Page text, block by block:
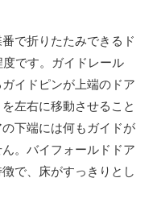
で折りたたみできるド
です。ガイドレール
イドピンが上端のドア
左右に移動させること
下端には何もガイドが
。バイフォールドドア
で、床がすっきりとし